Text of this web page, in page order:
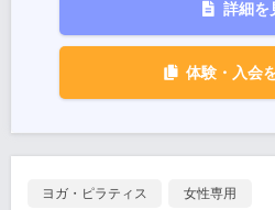
詳細を
体験・入会
ヨガ・ピラティス 女性専用